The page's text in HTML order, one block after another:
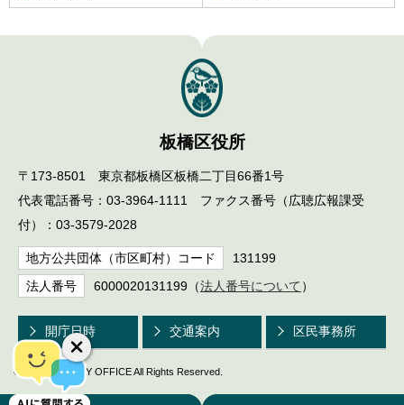
板橋区役所
〒173-8501 東京都板橋区板橋二丁目66番1号
代表電話番号：03-3964-1111 ファクス番号（広聴広報課受
付）：03-3579-2028
地方公共団体（市区町村）コード 131199
法人番号 6000020131199（法人番号について ）
開庁日時 交通案内 区民事務所
© ITABASHI CITY OFFICE All Rights Reserved.